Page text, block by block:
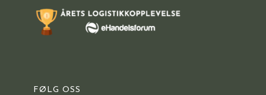
FØLG OSS